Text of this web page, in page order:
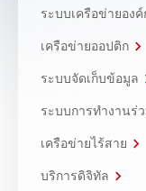
ระบบเครือข่ายองค์
เครือข่ายออปติก
ระบบจัดเก็บข้อมูล
ระบบการทำงานร่
เครือข่ายไร้สาย
บริการดิจิทัล